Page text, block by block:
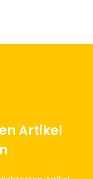
Artikel